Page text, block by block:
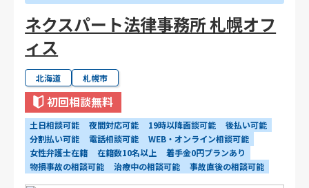
ネクスパート法律事務所 札幌オフ
ィス
北海道 札幌市
初回相談無料
土日相談可能 夜間対応可能 19時以降面談可能
後払い可能
分割払い可能
電話相談可能
WEB・オンライン相談可能
女性弁護士在籍
在籍数10名以上
着手金0円プランあり
物損事故の相談可能
治療中の相談可能 事故直後の相談可能